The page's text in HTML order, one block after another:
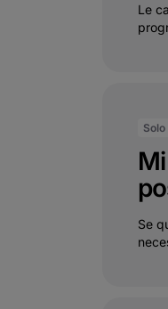
Le
Se